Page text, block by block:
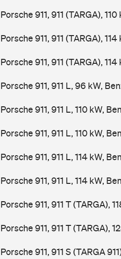
Porsche 911, 911 (TARGA),
Porsche 911, 911 (TARGA),
Porsche 911, 911 (TARGA),
Porsche 911, 911 L, 96 kW,
Porsche 911, 911 L, 110 kW,
Porsche 911, 911 L, 110 kW,
Porsche 911, 911 L, 114 kW,
Porsche 911, 911 L, 114 kW,
Porsche 911, 911 T (TARGA),
Porsche 911, 911 T (TARGA),
Porsche 911, 911 S (TARGA